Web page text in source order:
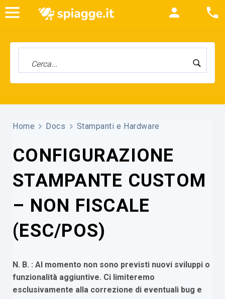
Home Docs Stampanti e Hardware
CONFIGURAZIONE
STAMPANTE CUSTOM
– NON FISCALE
(ESC/POS)
N. B. : Al momento non sono previsti nuovi sviluppi o
funzionalità aggiuntive. Ci limiteremo
esclusivamente alla correzione di eventuali bug e